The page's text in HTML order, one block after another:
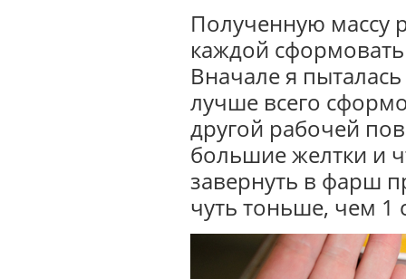
Полученную массу
каждой
Вначале я
лучше всего
другой рабочей
большие желтки и
завернуть в фарш
чуть тоньше, чем 1